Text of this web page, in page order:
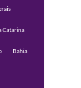
Catarina
Bahia